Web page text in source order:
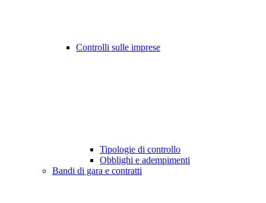
Controlli sulle imprese
Tipologie di controllo
Obblighi e adempimenti
Bandi di gara e contratti